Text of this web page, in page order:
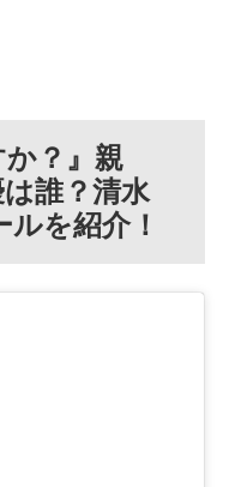
か？』親
誰？清水
を紹介！